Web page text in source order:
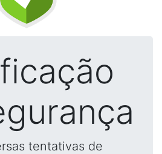
tentativas de